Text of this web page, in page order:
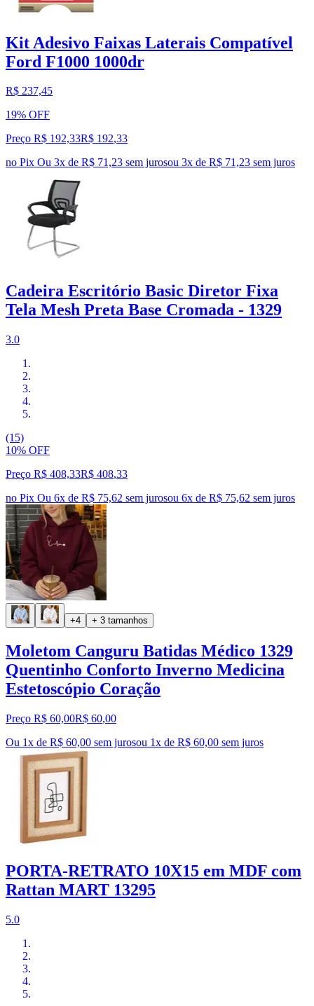
Kit Adesivo Faixas Laterais Compatível
Ford F1000 1000dr
R$ 237,45
19% OFF
Preço R$ 192,33R$ 192,33
no Pix Ou 3x de R$ 71,23 sem jurosou 3x de R$ 71,23 sem juros
Cadeira Escritório Basic Diretor Fixa
Tela Mesh Preta Base Cromada - 1329
3.0
(15)
10% OFF
Preço R$ 408,33R$ 408,33
no Pix Ou 6x de R$ 75,62 sem jurosou 6x de R$ 75,62 sem juros
+4 + 3 tamanhos
Moletom Canguru Batidas Médico 1329
Quentinho Conforto Inverno Medicina
Estetoscópio Coração
Preço R$ 60,00R$ 60,00
Ou 1x de R$ 60,00 sem jurosou 1x de R$ 60,00 sem juros
PORTA-RETRATO 10X15 em MDF com
Rattan MART 13295
5.0